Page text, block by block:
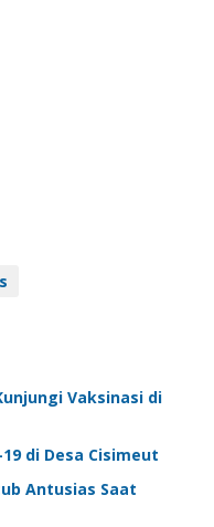
Vaksinasi di
di Desa Cisimeut
Antusias Saat